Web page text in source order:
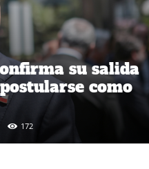
su salida
como
172